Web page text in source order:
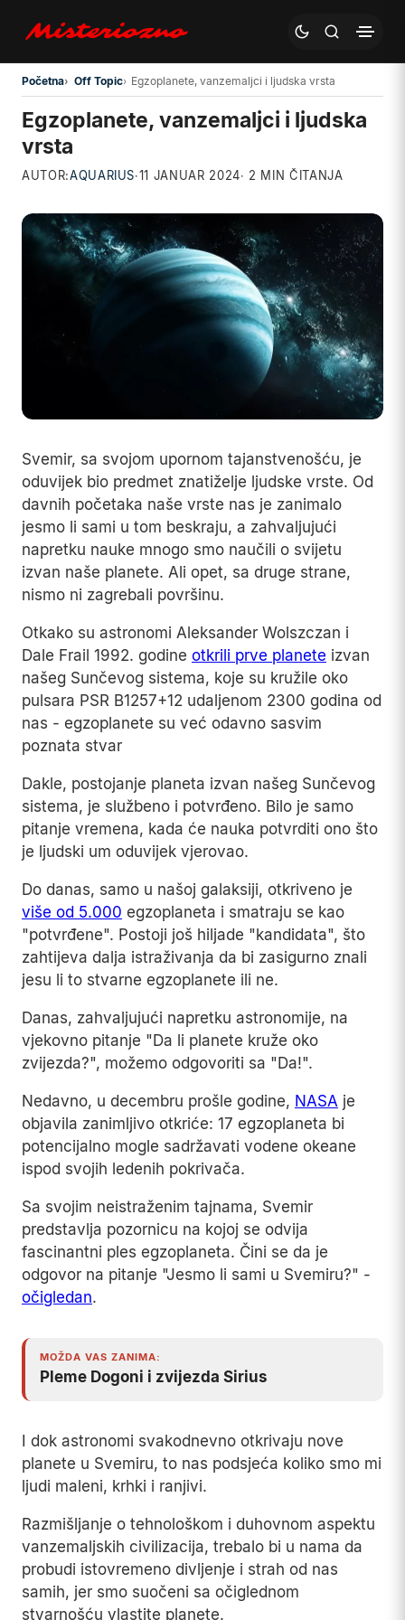
Preskoči na glavni sadržaj
Početna Off Topic Egzoplanete, vanzemaljci i ljudska vrsta
Egzoplanete, vanzemaljci i ljudska
vrsta
AUTOR:AQUARIUS·11 JANUAR 2024· 2 MIN ČITANJA
Svemir, sa svojom upornom tajanstvenošću, je
oduvijek bio predmet znatiželje ljudske vrste. Od
davnih početaka naše vrste nas je zanimalo
jesmo li sami u tom beskraju, a zahvaljujući
napretku nauke mnogo smo naučili o svijetu
izvan naše planete. Ali opet, sa druge strane,
nismo ni zagrebali površinu.
Otkako su astronomi Aleksander Wolszczan i
Dale Frail 1992. godine otkrili prve planete izvan
našeg Sunčevog sistema, koje su kružile oko
pulsara PSR B1257+12 udaljenom 2300 godina od
nas - egzoplanete su već odavno sasvim
poznata stvar
Dakle, postojanje planeta izvan našeg Sunčevog
sistema, je službeno i potvrđeno. Bilo je samo
pitanje vremena, kada će nauka potvrditi ono što
je ljudski um oduvijek vjerovao.
Do danas, samo u našoj galaksiji, otkriveno je
više od 5.000 egzoplaneta i smatraju se kao
"potvrđene". Postoji još hiljade "kandidata", što
zahtijeva dalja istraživanja da bi zasigurno znali
jesu li to stvarne egzoplanete ili ne.
Danas, zahvaljujući napretku astronomije, na
vjekovno pitanje "Da li planete kruže oko
zvijezda?", možemo odgovoriti sa "Da!".
Nedavno, u decembru prošle godine, NASA je
objavila zanimljivo otkriće: 17 egzoplaneta bi
potencijalno mogle sadržavati vodene okeane
ispod svojih ledenih pokrivača.
Sa svojim neistraženim tajnama, Svemir
predstavlja pozornicu na kojoj se odvija
fascinantni ples egzoplaneta. Čini se da je
odgovor na pitanje "Jesmo li sami u Svemiru?" -
očigledan.
MOŽDA VAS ZANIMA:
Pleme Dogoni i zvijezda Sirius
I dok astronomi svakodnevno otkrivaju nove
planete u Svemiru, to nas podsjeća koliko smo mi
ljudi maleni, krhki i ranjivi.
Razmišljanje o tehnološkom i duhovnom aspektu
vanzemaljskih civilizacija, trebalo bi u nama da
probudi istovremeno divljenje i strah od nas
samih, jer smo suočeni sa očiglednom
stvarnošću vlastite planete.